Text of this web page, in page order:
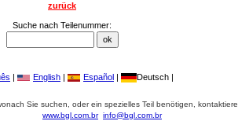
zurück
Suche nach Teilenummer:
| English | Español | Deutsch |
Sie suchen, oder ein spezielles Teil benötigen,
www.bgl.com.br info@bgl.com.br